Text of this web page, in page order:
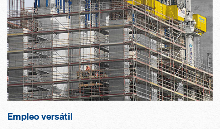
Empleo versátil